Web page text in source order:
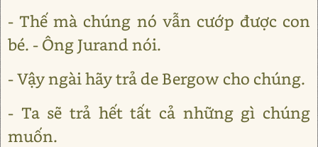
- Thế mà chúng nó vẫn cướp được con
bé. - Ông Jurand nói.
- Vậy ngài hãy trả de Bergow cho chúng.
- Ta sẽ trả hết tất cả những gì chúng
muốn.